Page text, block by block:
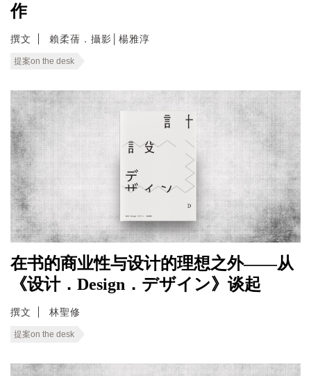
作
撰文 賴柔蒨．攝影│楊雅淳
提案on the desk
在书的商业性与设计的理想之外——从
《设计．Design．デザイン》谈起
撰文 林聖修
提案on the desk